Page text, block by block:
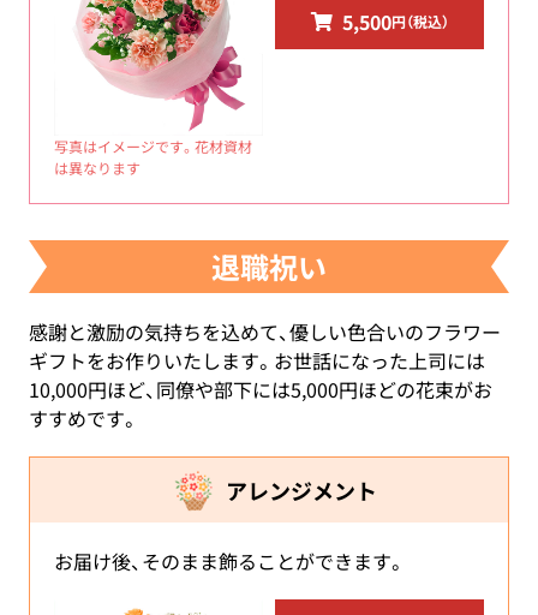
写真はイメージです。花材資材
は異なります
5,500円（税込）
退職祝い
感謝と激励の気持ちを込めて、優しい色合いのフラワー
ギフトをお作りいたします。お世話になった上司には
10,000円ほど、同僚や部下には5,000円ほどの花束がお
すすめです。
アレンジメント
お届け後、そのまま飾ることができます。